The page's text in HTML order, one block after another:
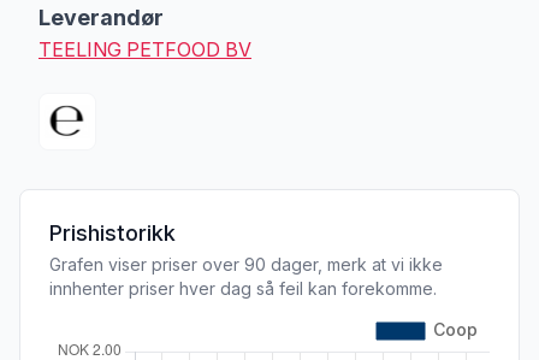
Leverandør
TEELING PETFOOD BV
Prishistorikk
Grafen viser priser over 90 dager, merk at vi ikke
innhenter priser hver dag så feil kan forekomme.